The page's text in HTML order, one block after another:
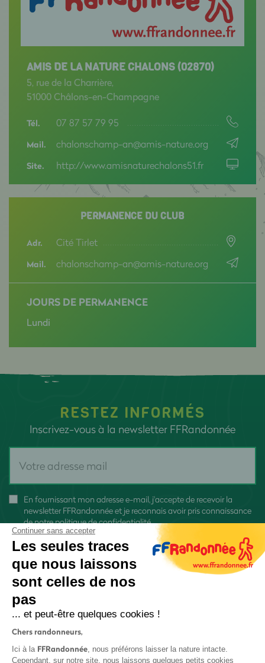
AMIS DE LA NATURE CHALONS (02870)
5, rue de la Charrière,
51000 Châlons-en-Champagne
Tél. 07 87 57 79 95
Mail. chalonschamp-an@amis-nature.org
Site. http://www.amisnaturechalons51.fr
PERMANENCE DU CLUB
Adr. Cité Tirlet
Mail. chalonschamp-an@amis-nature.org
JOURS DE PERMANENCE
Lundi
RESTEZ INFORMÉS
Inscrivez-vous à la newsletter FFRandonnée
En fournissant mon adresse e-mail, j'accepte de recevoir la
newsletter FFRandonnée et je reconnais avoir pris connaissance
denotre politique de confidentialité
Continuer sans accepter
Les seules traces
que nous laissons
sont celles de nos
pas
... et peut-être quelques cookies !
Chers randonneurs,
Ici à la FFRandonnée, nous préférons laisser la nature intacte.
Cependant, sur notre site, nous laissons quelques petits cookies